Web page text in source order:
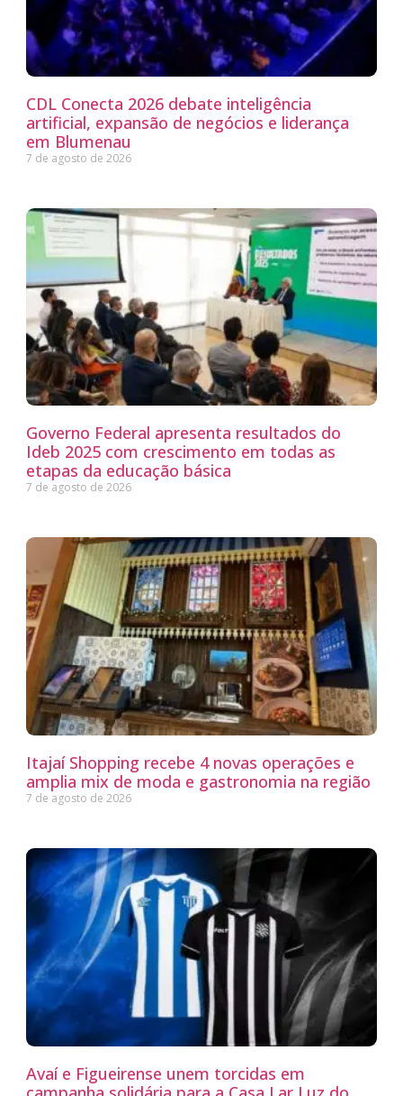
CDL Conecta 2026 debate inteligência
artificial, expansão de negócios e liderança
em Blumenau
7 de agosto de 2026
Governo Federal apresenta resultados do
Ideb 2025 com crescimento em todas as
etapas da educação básica
7 de agosto de 2026
Itajaí Shopping recebe 4 novas operações e
amplia mix de moda e gastronomia na região
7 de agosto de 2026
Avaí e Figueirense unem torcidas em